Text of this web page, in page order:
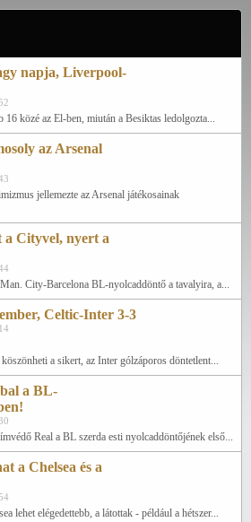
napja, Liverpool-
közé az El-ben, miután a Besiktas ledolgozta...
az Arsenal
jellemezte az Arsenal játékosainak
a Cityvel, nyert a
City-Barcelona BL-nyolcaddöntő a tavalyira, a...
Celtic-Inter 3-3
a sikert, az Inter gólzáporos döntetlent...
a BL-
Real a BL szerda esti nyolcaddöntőjének első...
a Chelsea és a
lehet elégedettebb, a látottak - például a hétszer...